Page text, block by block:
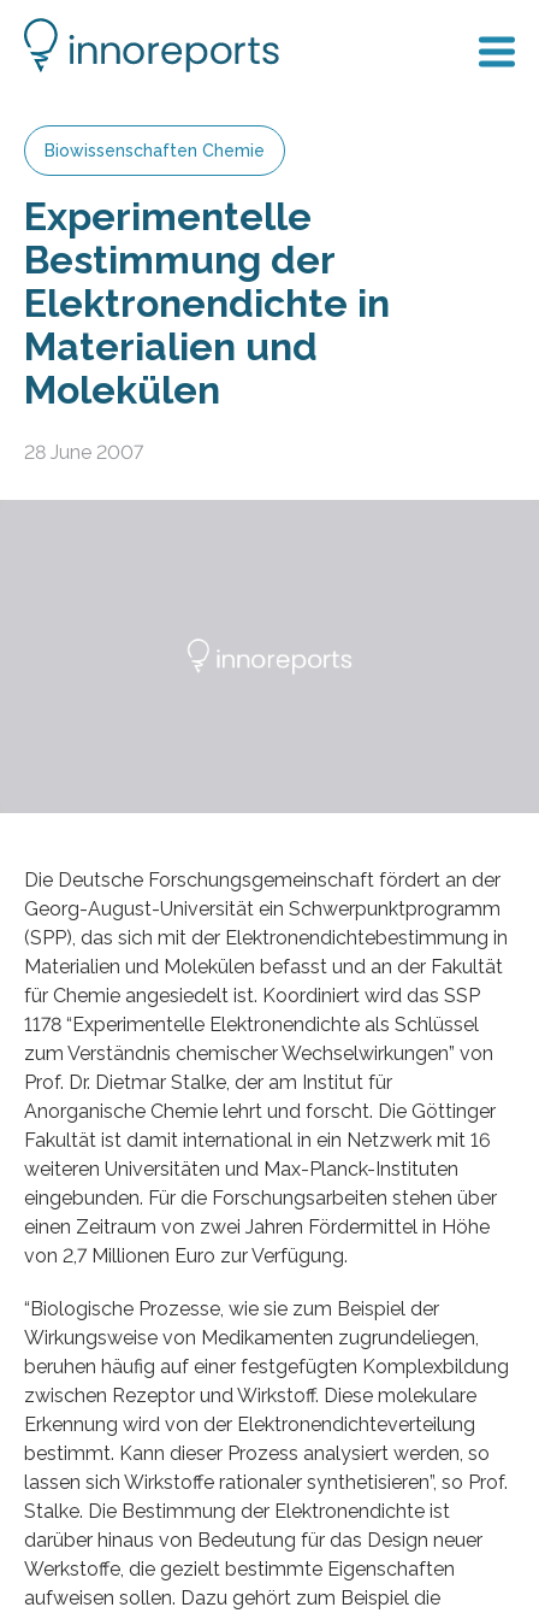
Biowissenschaften Chemie
Experimentelle
Bestimmung der
Elektronendichte in
Materialien und
Molekülen
28 June 2007
Die Deutsche Forschungsgemeinschaft fördert an der
Georg-August-Universität ein Schwerpunktprogramm
(SPP), das sich mit der Elektronendichtebestimmung in
Materialien und Molekülen befasst und an der Fakultät
für Chemie angesiedelt ist. Koordiniert wird das SSP
1178 “Experimentelle Elektronendichte als Schlüssel
zum Verständnis chemischer Wechselwirkungen” von
Prof. Dr. Dietmar Stalke, der am Institut für
Anorganische Chemie lehrt und forscht. Die Göttinger
Fakultät ist damit international in ein Netzwerk mit 16
weiteren Universitäten und Max-Planck-Instituten
eingebunden. Für die Forschungsarbeiten stehen über
einen Zeitraum von zwei Jahren Fördermittel in Höhe
von 2,7 Millionen Euro zur Verfügung.
“Biologische Prozesse, wie sie zum Beispiel der
Wirkungsweise von Medikamenten zugrundeliegen,
beruhen häufig auf einer festgefügten Komplexbildung
zwischen Rezeptor und Wirkstoff. Diese molekulare
Erkennung wird von der Elektronendichteverteilung
bestimmt. Kann dieser Prozess analysiert werden, so
lassen sich Wirkstoffe rationaler synthetisieren”, so Prof.
Stalke. Die Bestimmung der Elektronendichte ist
darüber hinaus von Bedeutung für das Design neuer
Werkstoffe, die gezielt bestimmte Eigenschaften
aufweisen sollen. Dazu gehört zum Beispiel die